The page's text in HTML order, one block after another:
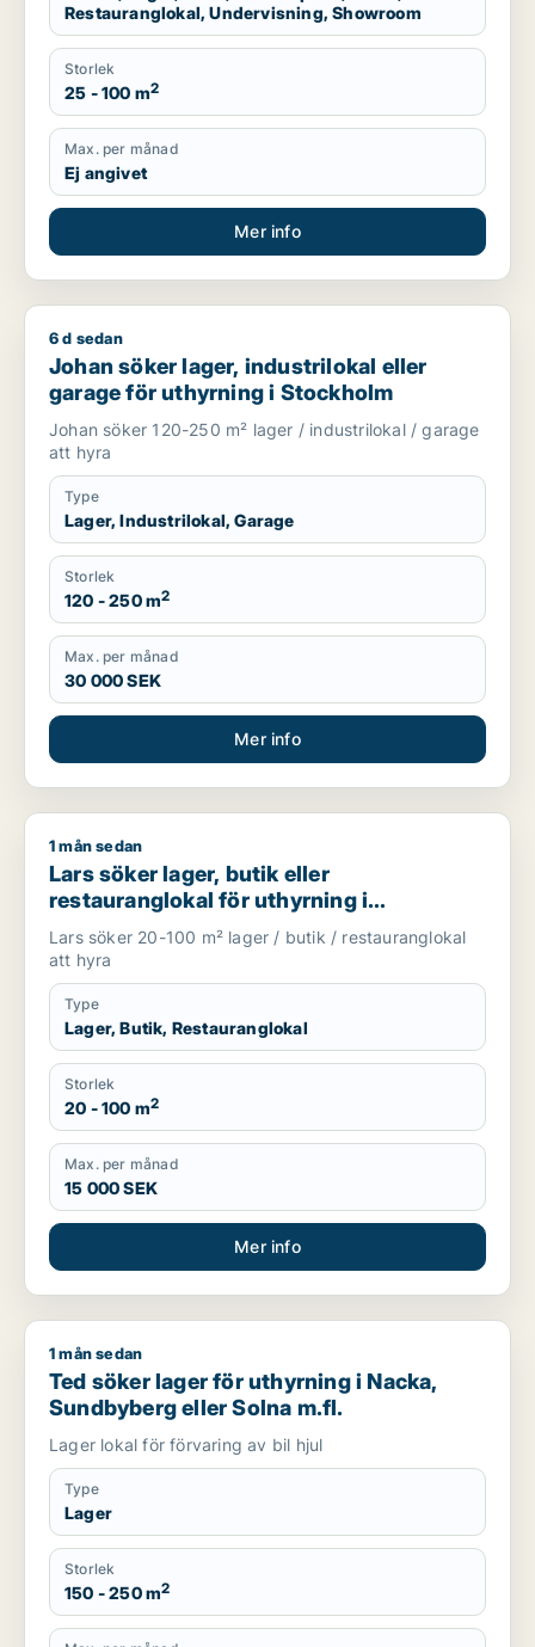
Restauranglokal, Undervisning, Showroom
Storlek
25 - 100 m2
Max. per månad
Ej angivet
Mer info
Johan söker lager, industrilokal eller garage för uthyrning i
6 d sedan
Johan söker lager, industrilokal eller
garage för uthyrning i Stockholm
Johan söker 120-250 m² lager / industrilokal / garage
att hyra
Type
Lager, Industrilokal, Garage
Storlek
120 - 250 m2
Max. per månad
30 000 SEK
Mer info
Lars söker lager, butik eller restauranglokal för uthyrning i
1 mån sedan
Lars söker lager, butik eller
restauranglokal för uthyrning i
Stockholm Innerstad, Kungsholmen eller
Vasastan m.fl.
Lars söker 20-100 m² lager / butik / restauranglokal
att hyra
Type
Lager, Butik, Restauranglokal
Storlek
20 - 100 m2
Max. per månad
15 000 SEK
Mer info
Ted söker lager för uthyrning i Nacka, Sundbyberg eller
1 mån sedan
Ted söker lager för uthyrning i Nacka,
Sundbyberg eller Solna m.fl.
Lager lokal för förvaring av bil hjul
Type
Lager
Storlek
150 - 250 m2